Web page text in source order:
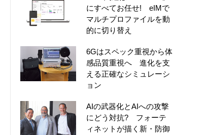
にすべてお任せ! eIMで
マルチプロファイルを動
的に切り替え
6Gはスペック重視から体
感品質重視へ 進化を支
える正確なシミュレーシ
ョン
AIの武器化とAIへの攻撃
にどう対抗? フォーテ
ィネットが描く新・防御